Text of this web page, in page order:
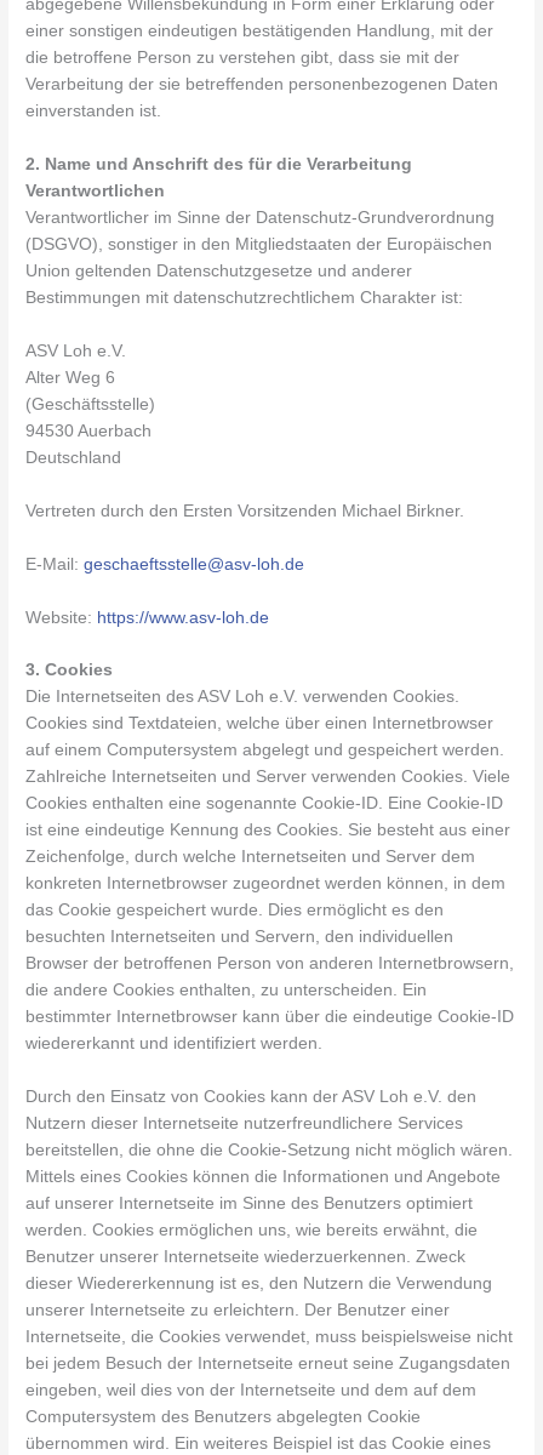
abgegebene Willensbekundung in Form einer Erklärung oder
einer sonstigen eindeutigen bestätigenden Handlung, mit der
die betroffene Person zu verstehen gibt, dass sie mit der
Verarbeitung der sie betreffenden personenbezogenen Daten
einverstanden ist.
2. Name und Anschrift des für die Verarbeitung
Verantwortlichen
Verantwortlicher im Sinne der Datenschutz-Grundverordnung
(DSGVO), sonstiger in den Mitgliedstaaten der Europäischen
Union geltenden Datenschutzgesetze und anderer
Bestimmungen mit datenschutzrechtlichem Charakter ist:
ASV Loh e.V.
Alter Weg 6
(Geschäftsstelle)
94530 Auerbach
Deutschland
Vertreten durch den Ersten Vorsitzenden Michael Birkner.
E-Mail:geschaeftsstelle@asv-loh.de
Website: https://www.asv-loh.de
3. Cookies
Die Internetseiten des ASV Loh e.V. verwenden Cookies.
Cookies sind Textdateien, welche über einen Internetbrowser
auf einem Computersystem abgelegt und gespeichert werden.
Zahlreiche Internetseiten und Server verwenden Cookies. Viele
Cookies enthalten eine sogenannte Cookie-ID. Eine Cookie-ID
ist eine eindeutige Kennung des Cookies. Sie besteht aus einer
Zeichenfolge, durch welche Internetseiten und Server dem
konkreten Internetbrowser zugeordnet werden können, in dem
das Cookie gespeichert wurde. Dies ermöglicht es den
besuchten Internetseiten und Servern, den individuellen
Browser der betroffenen Person von anderen Internetbrowsern,
die andere Cookies enthalten, zu unterscheiden. Ein
bestimmter Internetbrowser kann über die eindeutige Cookie-ID
wiedererkannt und identifiziert werden.
Durch den Einsatz von Cookies kann der ASV Loh e.V. den
Nutzern dieser Internetseite nutzerfreundlichere Services
bereitstellen, die ohne die Cookie-Setzung nicht möglich wären.
Mittels eines Cookies können die Informationen und Angebote
auf unserer Internetseite im Sinne des Benutzers optimiert
werden. Cookies ermöglichen uns, wie bereits erwähnt, die
Benutzer unserer Internetseite wiederzuerkennen. Zweck
dieser Wiedererkennung ist es, den Nutzern die Verwendung
unserer Internetseite zu erleichtern. Der Benutzer einer
Internetseite, die Cookies verwendet, muss beispielsweise nicht
bei jedem Besuch der Internetseite erneut seine Zugangsdaten
eingeben, weil dies von der Internetseite und dem auf dem
Computersystem des Benutzers abgelegten Cookie
übernommen wird. Ein weiteres Beispiel ist das Cookie eines